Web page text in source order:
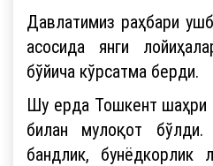
Давлатимиз раҳбари
асосида янги
бўйича кўрсатма берди.
Шу ерда Тошкент шаҳри
билан мулоқот бўлди.
бандлик, бунёдкорлик